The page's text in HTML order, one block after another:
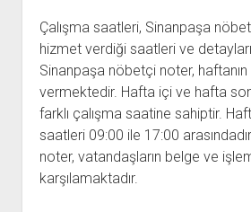
Çalışma saatleri, Sinanpaşa
hizmet verdiği saatleri ve
Sinanpaşa nöbetçi noter,
vermektedir. Hafta içi ve hafta
farklı çalışma saatine sahiptir.
saatleri 09:00 ile 17:00
noter, vatandaşların belge ve
karşılamaktadır.